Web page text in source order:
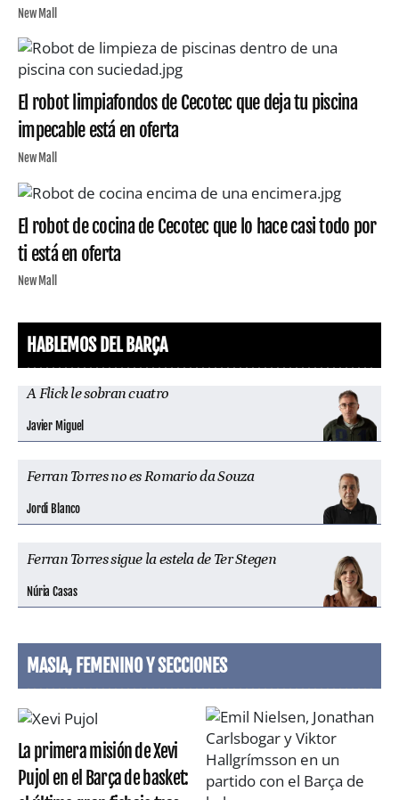
New Mall
El robot limpiafondos de Cecotec que deja tu piscina
impecable está en oferta
New Mall
El robot de cocina de Cecotec que lo hace casi todo por
ti está en oferta
New Mall
HABLEMOS DEL BARÇA
A Flick le sobran cuatro
Javier Miguel
Ferran Torres no es Romario da Souza
Jordi Blanco
Ferran Torres sigue la estela de Ter Stegen
Núria Casas
MASIA, FEMENINO Y SECCIONES
La primera misión de Xevi
Pujol en el Barça de basket: